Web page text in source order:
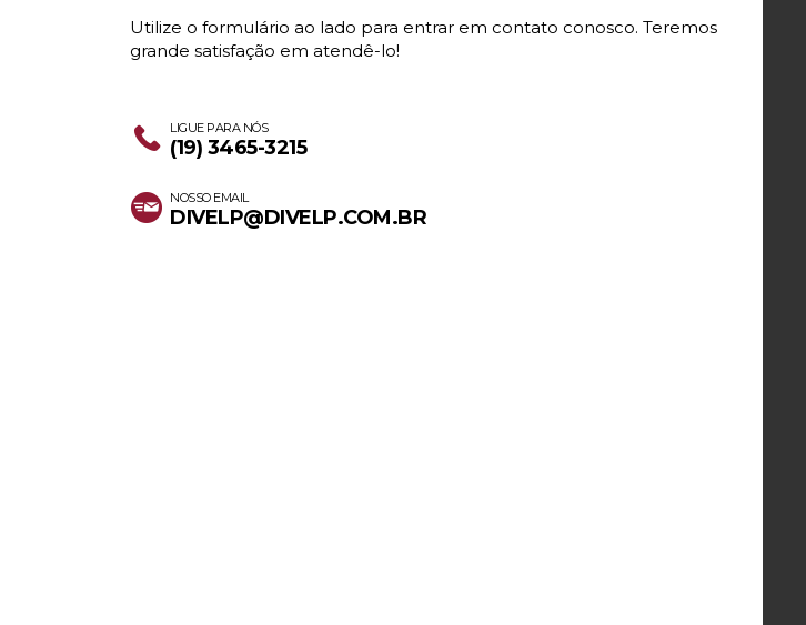
Utilize o formulário ao lado para entrar em contato conosco. Teremos
grande satisfação em atendê-lo!
LIGUE PARA NÓS
(19) 3465-3215
NOSSO EMAIL
DIVELP@DIVELP.COM.BR